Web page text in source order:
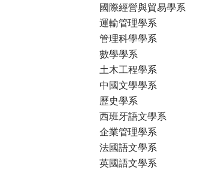
國際經營與貿易學系
運輸管理學系
管理科學學系
數學學系
土木工程學系
中國文學學系
歷史學系
西班牙語文學系
企業管理學系
法國語文學系
英國語文學系